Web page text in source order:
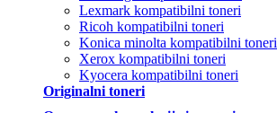
Lexmark kompatibilni toneri
Ricoh kompatibilni toneri
Konica minolta kompatibilni toneri
Xerox kompatibilni toneri
Kyocera kompatibilni toneri
Originalni toneri